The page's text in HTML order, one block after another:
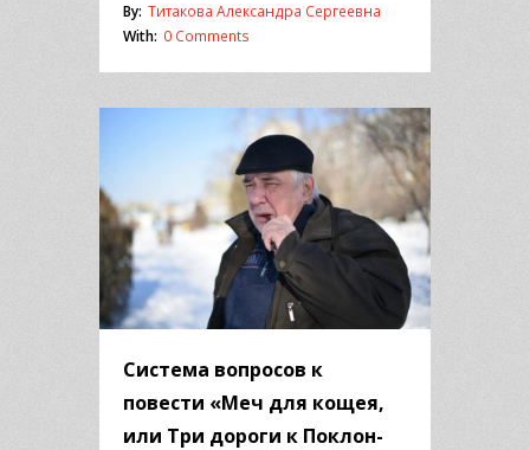
By: Титакова Александра Сергеевна
With: 0 Comments
Система вопросов к
повести «Меч для кощея,
или Три дороги к Поклон-